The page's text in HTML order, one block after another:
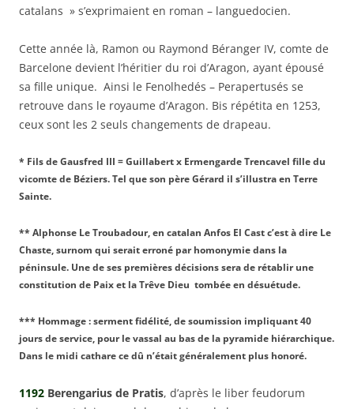
catalans » s’exprimaient en roman – languedocien.
Cette année là, Ramon ou Raymond Béranger IV, comte de
Barcelone devient l’héritier du roi d’Aragon, ayant épousé
sa fille unique. Ainsi le Fenolhedés – Perapertusés se
retrouve dans le royaume d’Aragon. Bis répétita en 1253,
ceux sont les 2 seuls changements de drapeau.
* Fils de Gausfred III = Guillabert x Ermengarde Trencavel fille du
vicomte de Béziers. Tel que son père Gérard il s’illustra en Terre
Sainte.
** Alphonse Le Troubadour, en catalan Anfos El Cast c’est à dire Le
Chaste, surnom qui serait erroné par homonymie dans la
péninsule. Une de ses premières décisions sera de rétablir une
constitution de Paix et la Trêve Dieu tombée en désuétude.
*** Hommage : serment fidélité, de soumission impliquant 40
jours de service, pour le vassal au bas de la pyramide hiérarchique.
Dans le midi cathare ce dû n’était généralement plus honoré.
1192 Berengarius de Pratis, d’après le liber feudorum